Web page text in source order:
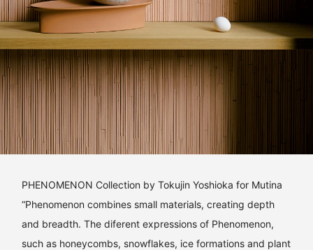
PHENOMENON Collection by Tokujin Yoshioka for Mutina
“Phenomenon combines small materials, creating depth
and breadth. The diferent expressions of Phenomenon,
such as honeycombs, snowflakes, ice formations and plant